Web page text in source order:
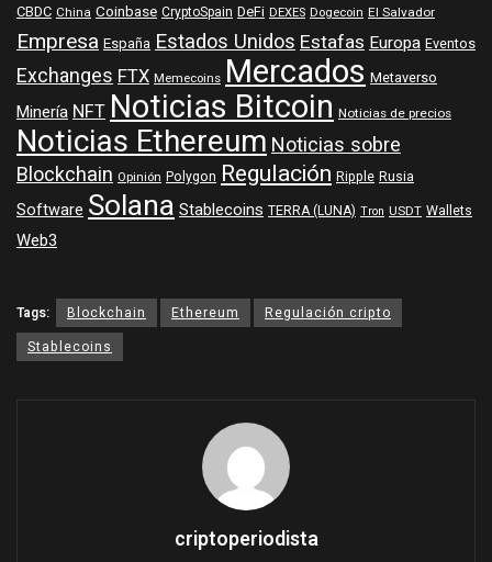
CBDC China Coinbase CryptoSpain DeFi DEXES Dogecoin El Salvador
Empresa España Estados Unidos Estafas Europa Eventos
Exchanges FTX Memecoins Mercados Metaverso
MineríaNFTNoticias Bitcoin Noticias de precios
Noticias EthereumNoticias sobre
Blockchain Opinión Polygon Regulación Ripple Rusia
Software SolanaStablecoins TERRA (LUNA) Tron USDT Wallets
Web3
Tags: Blockchain Ethereum
Regulación cripto
Stablecoins
criptoperiodista